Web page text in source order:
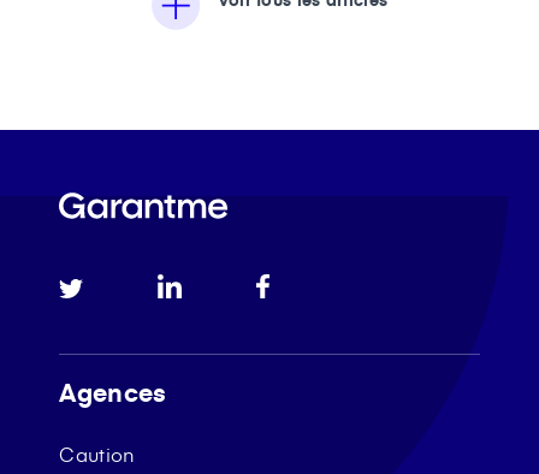
Agences
Caution